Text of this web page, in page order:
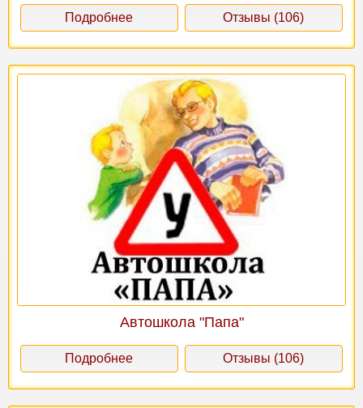
Подробнее Отзывы (106)
Автошкола "Папа"
Подробнее Отзывы (106)